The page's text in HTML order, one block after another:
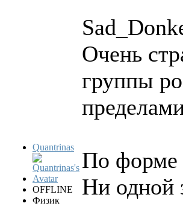
Quantrinas
OFFLINE
Физик
Очень
группы
По форме
Ни одной